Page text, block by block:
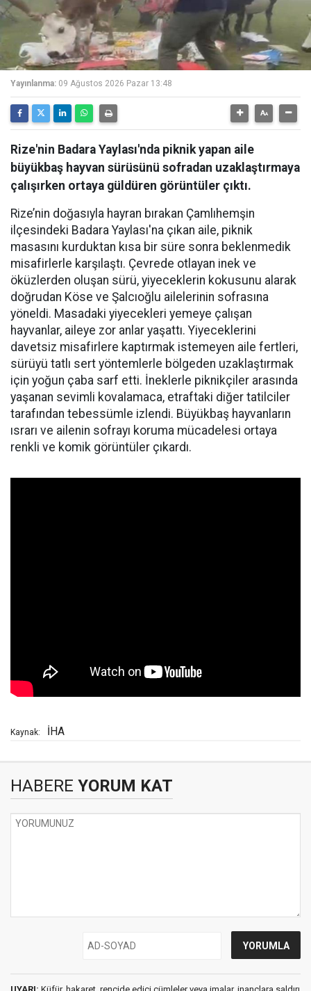
Yayınlanma: 09 Ağustos 2026 Pazar 13:48
Rize'nin Badara Yaylası'nda piknik yapan aile
büyükbaş hayvan sürüsünü sofradan uzaklaştırmaya
çalışırken ortaya güldüren görüntüler çıktı.
Rize’nin doğasıyla hayran bırakan Çamlıhemşin
ilçesindeki Badara Yaylası'na çıkan aile, piknik
masasını kurduktan kısa bir süre sonra beklenmedik
misafirlerle karşılaştı. Çevrede otlayan inek ve
öküzlerden oluşan sürü, yiyeceklerin kokusunu alarak
doğrudan Köse ve Şalcıoğlu ailelerinin sofrasına
yöneldi. Masadaki yiyecekleri yemeye çalışan
hayvanlar, aileye zor anlar yaşattı. Yiyeceklerini
davetsiz misafirlere kaptırmak istemeyen aile fertleri,
sürüyü tatlı sert yöntemlerle bölgeden uzaklaştırmak
için yoğun çaba sarf etti. İneklerle piknikçiler arasında
yaşanan sevimli kovalamaca, etraftaki diğer tatilciler
tarafından tebessümle izlendi. Büyükbaş hayvanların
ısrarı ve ailenin sofrayı koruma mücadelesi ortaya
renkli ve komik görüntüler çıkardı.
Kaynak: İHA
HABERE YORUM KAT